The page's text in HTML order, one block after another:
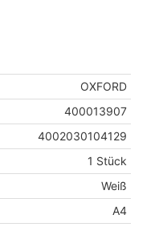
OXFORD
400013907
4002030104129
1 Stück
Weiß
A4